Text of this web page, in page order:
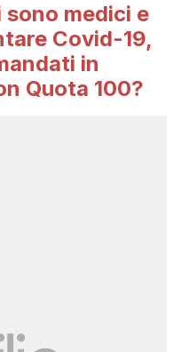
sono medici e
Covid-19,
in
Quota 100?